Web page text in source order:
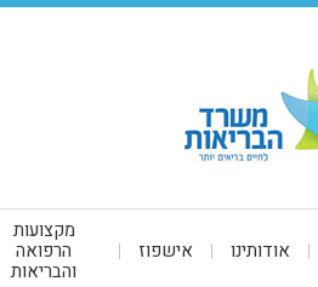
אודותינו אישפוז
מקצועות
הרפואה
והבריאות